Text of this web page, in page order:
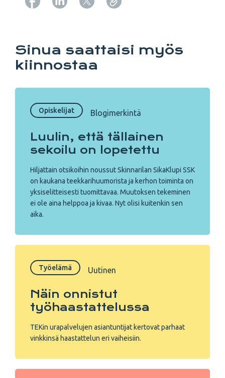
Sinua saattaisi myös
kiinnostaa
Opiskelijat Blogimerkintä
Luulin, että tällainen
sekoilu on lopetettu
Hiljattain otsikoihin noussut Skinnarilan SikaKlupi SSK
on kaukana teekkarihuumorista ja kerhon toiminta on
yksiselitteisesti tuomittavaa. Muutoksen tekeminen
ei ole aina helppoa ja kivaa. Nyt olisi kuitenkin sen
aika.
Työelämä Uutinen
Näin onnistut
työhaastattelussa
TEKin urapalvelujen asiantuntijat kertovat parhaat
vinkkinsä haastattelun eri vaiheisiin.